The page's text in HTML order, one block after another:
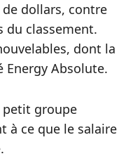
dollars, contre
du classement.
dont la
Energy Absolute.
petit groupe
à ce que le salaire